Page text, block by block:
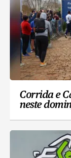
Corrida e
neste